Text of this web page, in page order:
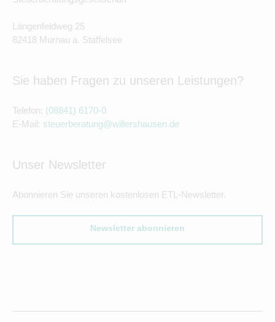
Längenfeldweg 25
82418 Murnau a. Staffelsee
Sie haben Fragen zu unseren Leistungen?
Telefon: (08841) 6170-0
E-Mail: steuerberatung@willershausen.de
Unser Newsletter
Abonnieren Sie unseren kostenlosen ETL-Newsletter.
Newsletter abonnieren